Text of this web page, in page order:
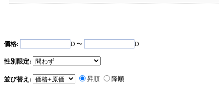
価格: D 〜 D
性別限定:
並び替え: 昇順 降順